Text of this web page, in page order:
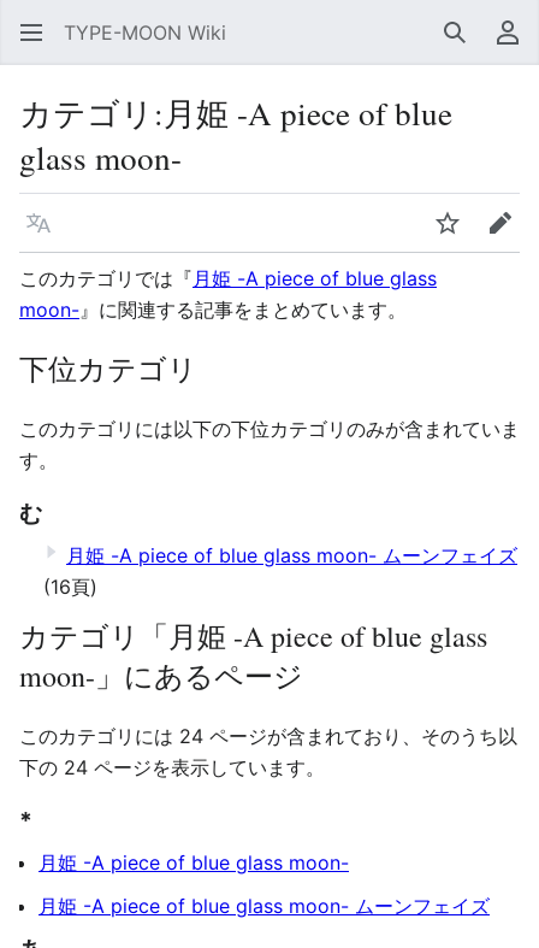
TYPE-MOON Wiki 検索 利
カテゴリ :月姫 -A piece of blue
glass moon-
言語 ウォッチ編集
このカテゴリでは『月姫 -A piece of blue glass
moon-』に関連する記事をまとめています。
下位カテゴリ
このカテゴリには以下の下位カテゴリのみが含まれていま
す。
む
月姫 -A piece of blue glass moon- ムーンフェイズ
(16頁)
カテゴリ「月姫 -A piece of blue glass
moon-」にあるページ
このカテゴリには 24 ページが含まれており、そのうち以
下の 24 ページを表示しています。
*
月姫 -A piece of blue glass moon-
月姫 -A piece of blue glass moon- ムーンフェイズ